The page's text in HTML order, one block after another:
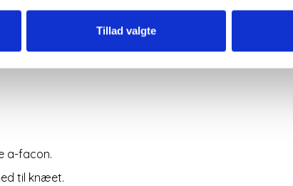
Tillad valgte
Den fås i andre
a-facon.
til knæet.